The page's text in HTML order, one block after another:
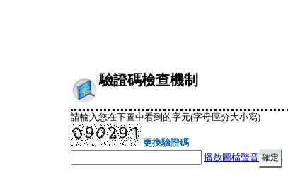
驗證碼檢查機制
請輸入您在下圖中看到的字元(字母區分大小寫)
更換驗證碼
播放圖檔聲音